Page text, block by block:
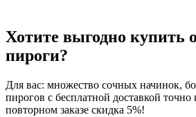
Хотите выгодно купить
пироги?
Для вас: множество сочных начинок,
пирогов с бесплатной доставкой точно
повторном заказе скидка 5%!